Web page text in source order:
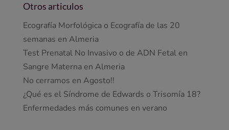
Otros articulos
Ecografía Morfológica o Ecografía de las 20
semanas en Almeria
Test Prenatal No Invasivo o de ADN Fetal en
Sangre Materna en Almeria
No cerramos en Agosto!!
¿Qué es el Síndrome de Edwards o Trisomía 18?
Enfermedades más comunes en verano